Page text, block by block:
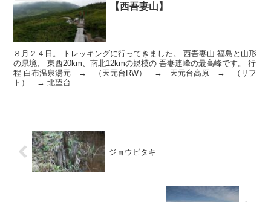
【西吾妻山】
８月２４日。 トレッキングに行ってきました。 西吾妻山 福島と山形
の県境、 東西20km、南北12kmの規模の 吾妻連峰の最高峰です。 行
程 白布温泉湯元 → （天元台RW） → 天元台高原 → （リフ
ト） → 北望台 ...
ジョウビタキ